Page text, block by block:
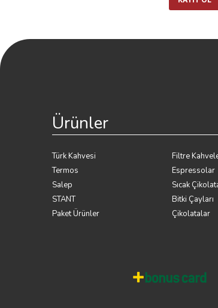
Ürünler
Türk Kahvesi
Termos
Salep
STANT
Paket Ürünler
Filtre
Espressolar
Sıcak
Bitki Çayları
Çikolatalar